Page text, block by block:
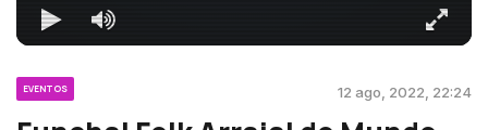
EVENTOS 12 ago, 2022, 22:24